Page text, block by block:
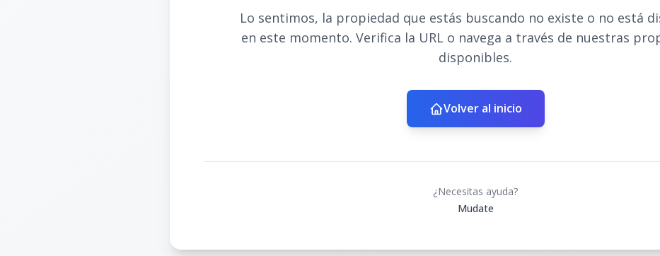
Lo sentimos, la propiedad que estás buscando no existe o no está
en este momento. Verifica la URL o navega a través de nuestras
disponibles.
Volver al inicio
¿Necesitas ayuda?
Mudate